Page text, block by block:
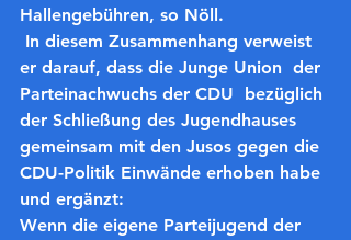
Hallengebühren, so Nöll.
er darauf, dass die Junge Union  der
Parteinachwuchs der CDU  bezüglich
der Schließung des Jugendhauses
gemeinsam mit den Jusos gegen die
CDU-Politik Einwände erhoben habe
und ergänzt:
Wenn die eigene Parteijugend der